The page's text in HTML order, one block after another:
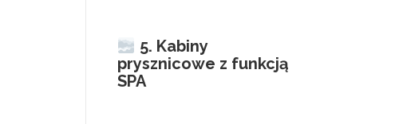
5. Kabiny
prysznicowe z funkcją
SPA